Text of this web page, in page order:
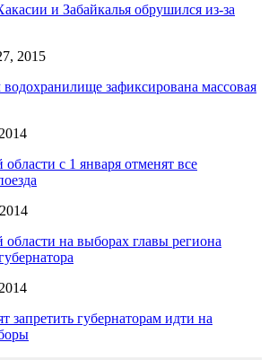
и Забайкалья обрушился из-за
2015
зафиксирована массовая
с 1 января отменят все
на выборах главы региона
запретить губернаторам идти на